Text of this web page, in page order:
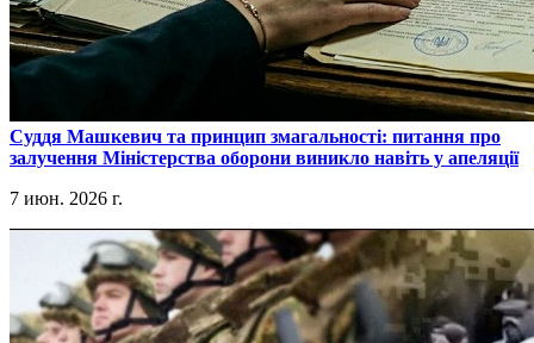
​Суддя Машкевич та принцип змагальності: питання про
залучення Міністерства оборони виникло навіть у апеляції
7 июн. 2026 г.